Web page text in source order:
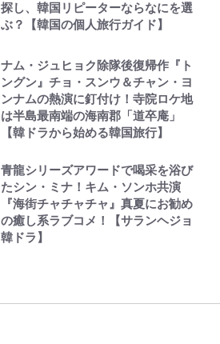
探し、韓国リピーターならなにを選
ぶ？【韓国の個人旅行ガイド】
ナム・ジュヒョク除隊後復帰作『ト
ングン』チョ・スンウ＆チャン・ヨ
ンナムの熱演に釘付け！寺院ロケ地
は半島最南端の海南郡「道卒庵」
【韓ドラから始める韓国旅行】
青龍シリーズアワードで喝采を浴び
たシン・ミナ！キム・ソンホ共演
『海街チャチャチャ』真夏にお勧め
の癒し系ラブコメ！【サランヘジョ
韓ドラ】